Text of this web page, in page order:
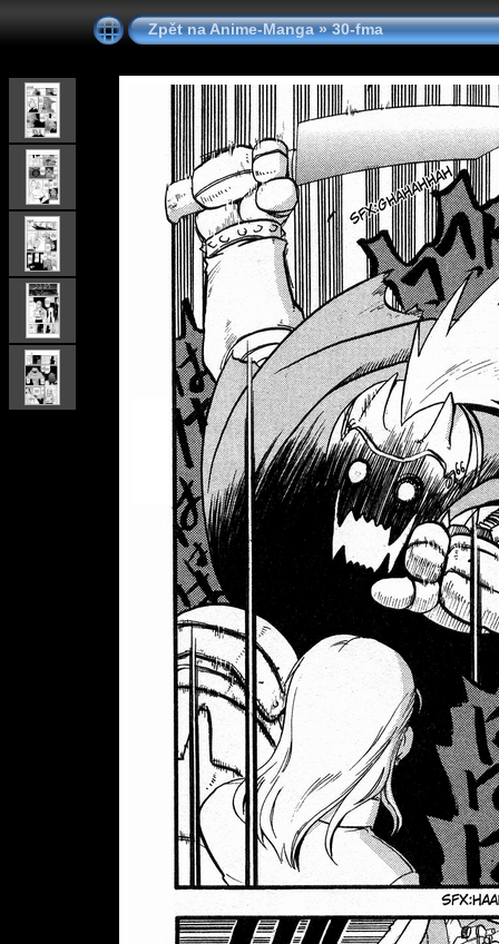
Zpět na Anime-Manga»30-fma